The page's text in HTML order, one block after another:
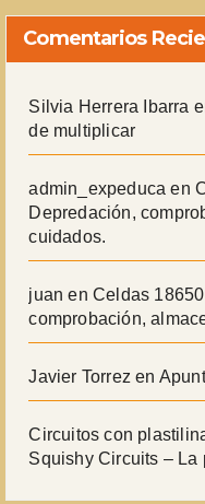
Comentarios
Silvia Herrera Ibarra
de multiplicar
admin_expeduca en
Depredación,
cuidados.
juan en Celdas
comprobación,
Javier Torrez en
Circuitos con
Squishy Circuits – La